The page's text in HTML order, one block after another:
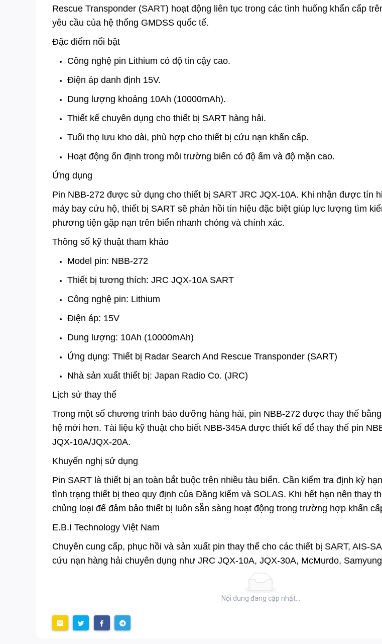
Rescue Transponder (SART) hoạt động liên tục trong các tình huống khẩn cấp
yêu cầu của hệ thống GMDSS quốc tế.
Đặc điểm nổi bật
Công nghệ pin Lithium có độ tin cậy cao.
Điện áp danh định 15V.
Dung lượng khoảng 10Ah (10000mAh).
Thiết kế chuyên dụng cho thiết bị SART hàng hải.
Tuổi thọ lưu kho dài, phù hợp cho thiết bị cứu nạn khẩn cấp.
Hoạt động ổn định trong môi trường biển có độ ẩm và độ mặn cao.
Ứng dụng
Pin NBB-272 được sử dụng cho thiết bị SART JRC JQX-10A. Khi nhận được tín
máy bay cứu hộ, thiết bị SART sẽ phản hồi tín hiệu đặc biệt giúp lực lượng tìm
phương tiện gặp nạn trên biển nhanh chóng và chính xác.
Thông số kỹ thuật tham khảo
Model pin: NBB-272
Thiết bị tương thích: JRC JQX-10A SART
Công nghệ pin: Lithium
Điện áp: 15V
Dung lượng: 10Ah (10000mAh)
Ứng dụng: Thiết bị Radar Search And Rescue Transponder (SART)
Nhà sản xuất thiết bị: Japan Radio Co. (JRC)
Lịch sử thay thế
Trong một số chương trình bảo dưỡng hàng hải, pin NBB-272 được thay thế
hệ mới hơn. Tài liệu kỹ thuật cho biết NBB-345A được thiết kế để thay thế pin
JQX-10A/JQX-20A.
Khuyến nghị sử dụng
Pin SART là thiết bị an toàn bắt buộc trên nhiều tàu biển. Cần kiểm tra định kỳ
tình trạng thiết bị theo quy định của Đăng kiểm và SOLAS. Khi hết hạn nên thay
chủng loại để đảm bảo thiết bị luôn sẵn sàng hoạt động trong trường hợp khẩn
E.B.I Technology Việt Nam
Chuyên cung cấp, phục hồi và sản xuất pin thay thế cho các thiết bị SART, AIS-
cứu nạn hàng hải chuyên dụng như JRC JQX-10A, JQX-30A, McMurdo,
Nội dung đang cập nhật...